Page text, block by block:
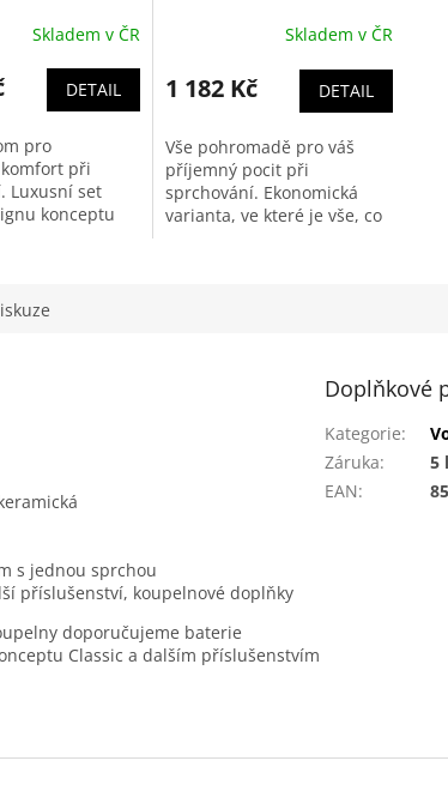
hadice 150 cm
Skladem v ČR
DETAIL
pro
při
Luxusní set
konceptu
sprchová hadice 150 cm
Skladem v ČR
1 182 Kč DETAIL
Vše pohromadě pro váš
příjemný pocit při
sprchování. Ekonomická
varianta, ve které je vše, co
s jednou sprchou
příslušenství, koupelnové doplňky
doporučujeme baterie
Classic a dalším příslušenstvím
Doplňkové
Kategorie:
Záruka:
5
EAN: